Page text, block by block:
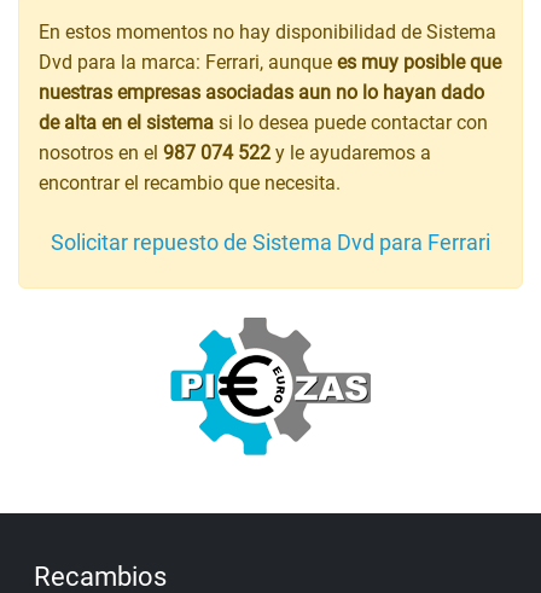
En estos momentos no hay disponibilidad de Sistema
Dvd para la marca: Ferrari, aunque es muy posible que
nuestras empresas asociadas aun no lo hayan dado
de alta en el sistema si lo desea puede contactar con
nosotros en el 987 074 522 y le ayudaremos a
encontrar el recambio que necesita.
Solicitar repuesto de Sistema Dvd para Ferrari
Recambios